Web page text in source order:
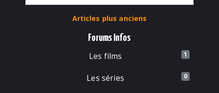
Articles plus anciens
Forums Infos
Les films 1
Les séries 0